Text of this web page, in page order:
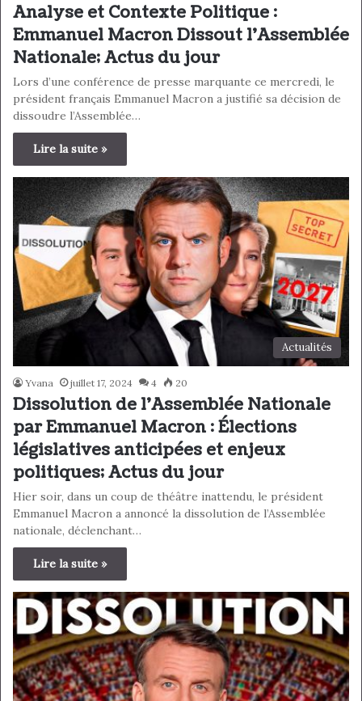
Analyse et Contexte Politique :
Emmanuel Macron Dissout l’Assemblée
Nationale; Actus du jour
Lors d’une conférence de presse marquante ce mercredi, le
président français Emmanuel Macron a justifié sa décision de
dissoudre l’Assemblée…
Lire la suite »
Actualités
Yvana juillet 17, 2024 4 20
Dissolution de l’Assemblée Nationale
par Emmanuel Macron : Élections
législatives anticipées et enjeux
politiques; Actus du jour
Hier soir, dans un coup de théâtre inattendu, le président
Emmanuel Macron a annoncé la dissolution de l’Assemblée
nationale, déclenchant…
Lire la suite »